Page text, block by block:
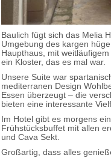
Baulich fügt sich das Melia
Umgebung des kargen
Haupthaus, mit
ein Kloster, das es mal war.
Unsere Suite war
mediterranen Design
Essen überzeugt – die
bieten eine interessante
Im Hotel gibt es morgens
Frühstücksbuffet mit allen
und Cava Sekt.
Großartig, dass alles